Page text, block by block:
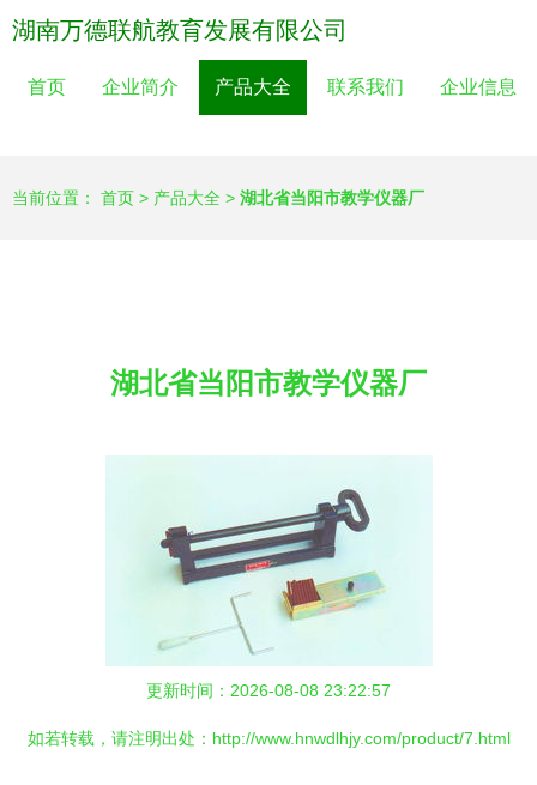
湖南万德联航教育发展有限公司
首页 企业简介 产品大全 联系我们 企业信息
当前位置： 首页 > 产品大全 > 湖北省当阳市教学仪器厂
湖北省当阳市教学仪器厂
更新时间：2026-08-08 23:22:57
如若转载，请注明出处：http://www.hnwdlhjy.com/product/7.html